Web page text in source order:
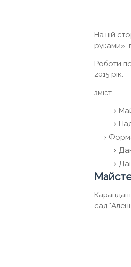
На цій
руками»,
Роботи
2015 рік.
зміст
сад